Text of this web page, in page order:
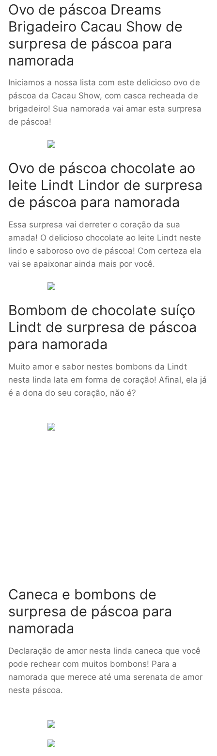
Ovo de páscoa Dreams
Brigadeiro Cacau Show de
surpresa de páscoa para
namorada
Iniciamos a nossa lista com este delicioso ovo de
páscoa da Cacau Show, com casca recheada de
brigadeiro! Sua namorada vai amar esta surpresa
de páscoa!
Ovo de páscoa chocolate ao
leite Lindt Lindor de surpresa
de páscoa para namorada
Essa surpresa vai derreter o coração da sua
amada! O delicioso chocolate ao leite Lindt neste
lindo e saboroso ovo de páscoa! Com certeza ela
vai se apaixonar ainda mais por você.
Bombom de chocolate suíço
Lindt de surpresa de páscoa
para namorada
Muito amor e sabor nestes bombons da Lindt
nesta linda lata em forma de coração! Afinal, ela já
é a dona do seu coração, não é?
Caneca e bombons de
surpresa de páscoa para
namorada
Declaração de amor nesta linda caneca que você
pode rechear com muitos bombons! Para a
namorada que merece até uma serenata de amor
nesta páscoa.